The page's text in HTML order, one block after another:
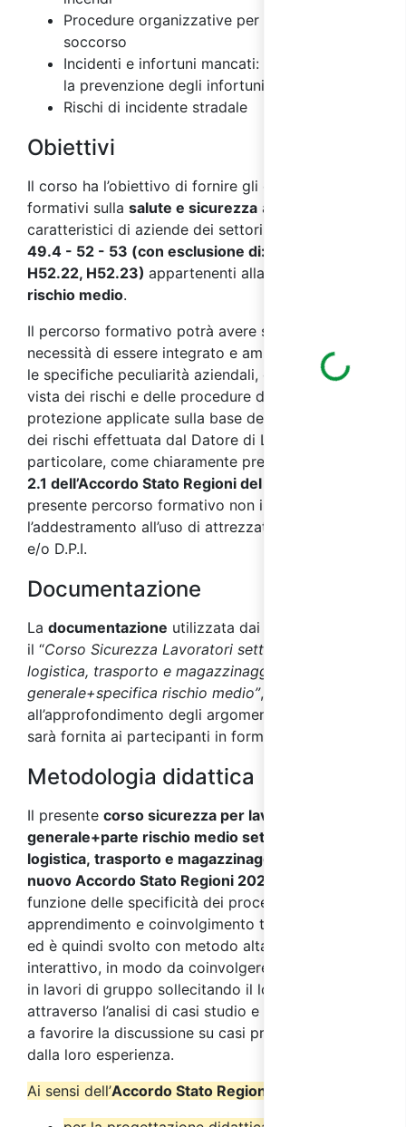
Procedure organizzative per il primo
soccorso
Incidenti e infortuni mancati: importanza per
la prevenzione degli infortuni
Rischi di incidente stradale
Obiettivi
Il corso ha l’obiettivo di fornire gli elementi
formativi sulla salute e sicurezza ai
caratteristici di aziende dei settori
49.4 - 52 - 53 (con esclusione di: H52.21,
H52.22, H52.23) appartenenti alla classe di
rischio medio.
Il percorso formativo potrà avere successivamente
necessità di essere integrato e ampliato secondo
le specifiche peculiarità aziendali, dal punto di
vista dei rischi e delle procedure di prevenzione e
protezione applicate sulla base della valutazione
dei rischi effettuata dal Datore di Lavoro. In
particolare, come chiaramente precisato dal
2.1 dell’Accordo Stato Regioni del 17/04/2025
presente percorso formativo non include
l’addestramento all’uso di attrezzature di lavoro
e/o D.P.I.
Documentazione
La documentazione utilizzata dai docenti durante
il “Corso Sicurezza Lavoratori settore
logistica, trasporto e magazzinaggio - parte
generale+specifica rischio medio”, utile
all’approfondimento degli argomenti affrontati,
sarà fornita ai partecipanti in formato digitale.
Metodologia didattica
Il presente corso sicurezza per lavoratori parte
generale+parte rischio medio settore
logistica, trasporto e magazzinaggio, conforme al
nuovo Accordo Stato Regioni 2025
funzione delle specificità dei processi di
apprendimento e coinvolgimento tipici degli adulti
ed è quindi svolto con metodo altamente
interattivo, in modo da coinvolgere i partecipanti
in lavori di gruppo sollecitando il loro interesse
attraverso l’analisi di casi studio e simulazioni volte
a favorire la discussione su casi pratici provenienti
dalla loro esperienza.
Ai sensi dell’Accordo Stato Regioni del 17/4/2025
Loading...